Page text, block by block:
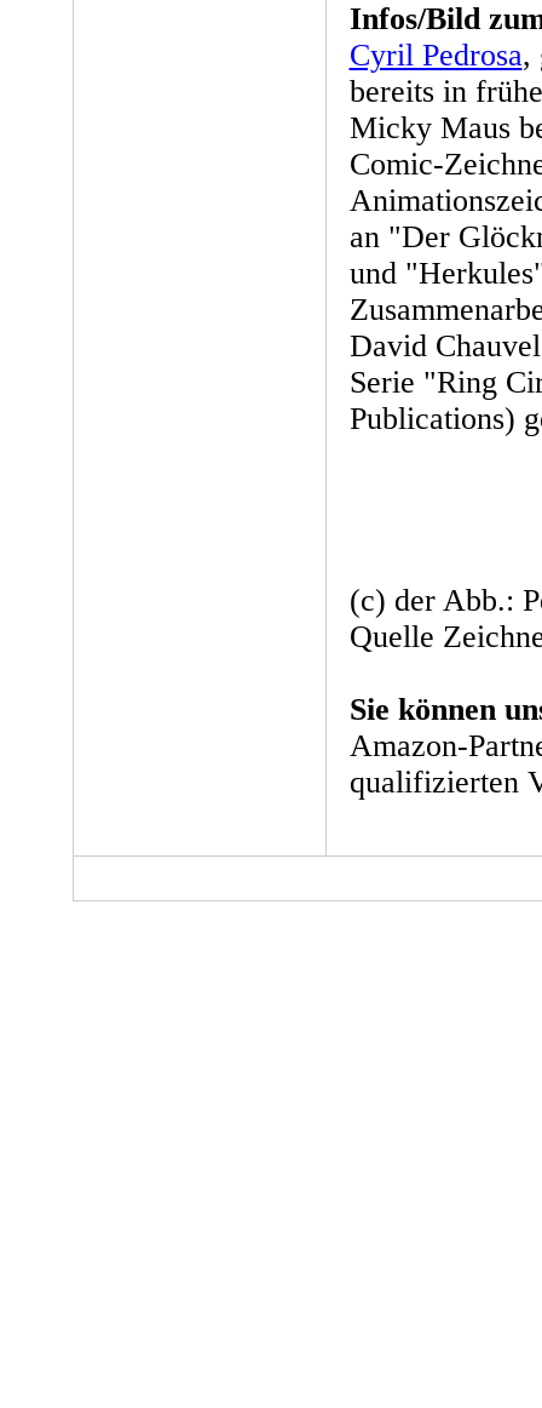
Infos/Bild
Cyril Pedrosa,
bereits in
Micky Maus
Comic-
an "Der
und
David
Serie "Ring
Publications)
(c) der Abb.:
Quelle
Sie können
Amazon-
qualifizierten